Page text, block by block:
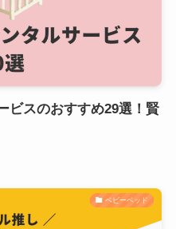
ビスのおすすめ29選！賢
ベビーベッド